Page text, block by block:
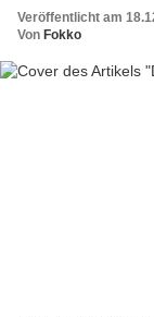
Veröffentlicht am
Von Fokko